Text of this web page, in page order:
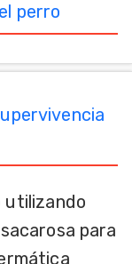
perro
utilizando
para